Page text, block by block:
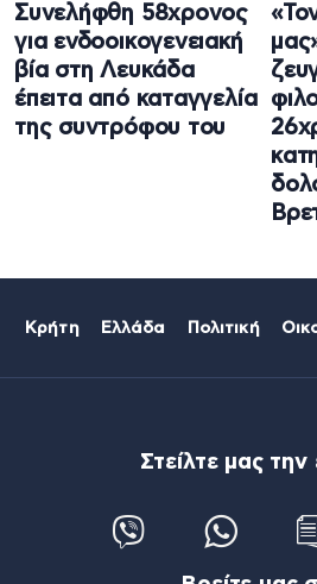
Συνελήφθη 58χρονος
για ενδοοικογενειακή
βία στη Λευκάδα
έπειτα από καταγγελία
της συντρόφου του
Κρήτη Ελλάδα Πολιτική
Στείλτε μας την